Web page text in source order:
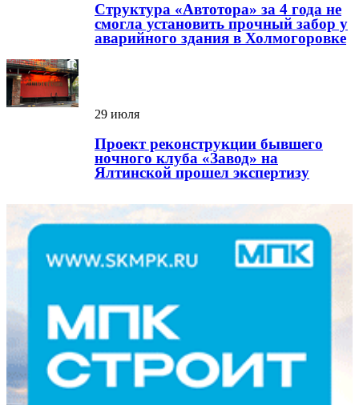
Структура «Автотора» за 4 года не
смогла установить прочный забор у
аварийного здания в Холмогоровке
29 июля
Проект реконструкции бывшего
ночного клуба «Завод» на
Ялтинской прошел экспертизу